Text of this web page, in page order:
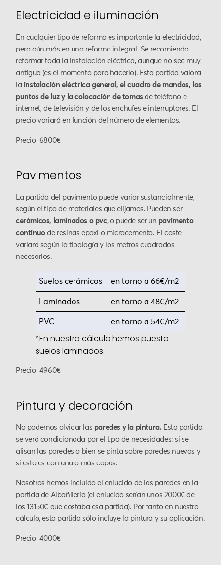
Electricidad e iluminación
En cualquier tipo de reforma es importante la electricidad,
pero aún más en una reforma integral. Se recomienda
reformar toda la instalación eléctrica, aunque no sea muy
antigua (es el momento para hacerlo). Esta partida valora
la instalación eléctrica general, el cuadro de mandos, los
puntos de luz y la colocación de tomasde teléfono e
internet, de televisión y de los enchufes e interruptores. El
precio variará en función del número de elementos.
Precio: 6800€
Pavimentos
La partida del pavimento puede variar sustancialmente,
según el tipo de materiales que elijamos. Pueden ser
cerámicos, laminados o pvc, o puede ser un pavimento
continuode resinas epoxi o microcemento. El coste
variará según la tipología y los metros cuadrados
necesarios.
Suelos cerámicos en torno a 66€/m2
Laminados en torno a 48€/m2
PVC en torno a 54€/m2
*En nuestro cálculo hemos puesto
suelos laminados.
Precio: 4960€
Pintura y decoración
No podemos olvidar las paredes y la pintura. Esta partida
se verá condicionada por el tipo de necesidades: si se
alisan las paredes o bien se pinta sobre paredes nuevas y
si esto es con una o más capas.
Nosotros hemos incluido el enlucido de las paredes en la
partida de Albañilería (el enlucido serían unos 2000€ de
los 13150€ que costaba esa partida). Por tanto en nuestro
cálculo, esta partida sólo incluye la pintura y su aplicación.
Precio: 4000€